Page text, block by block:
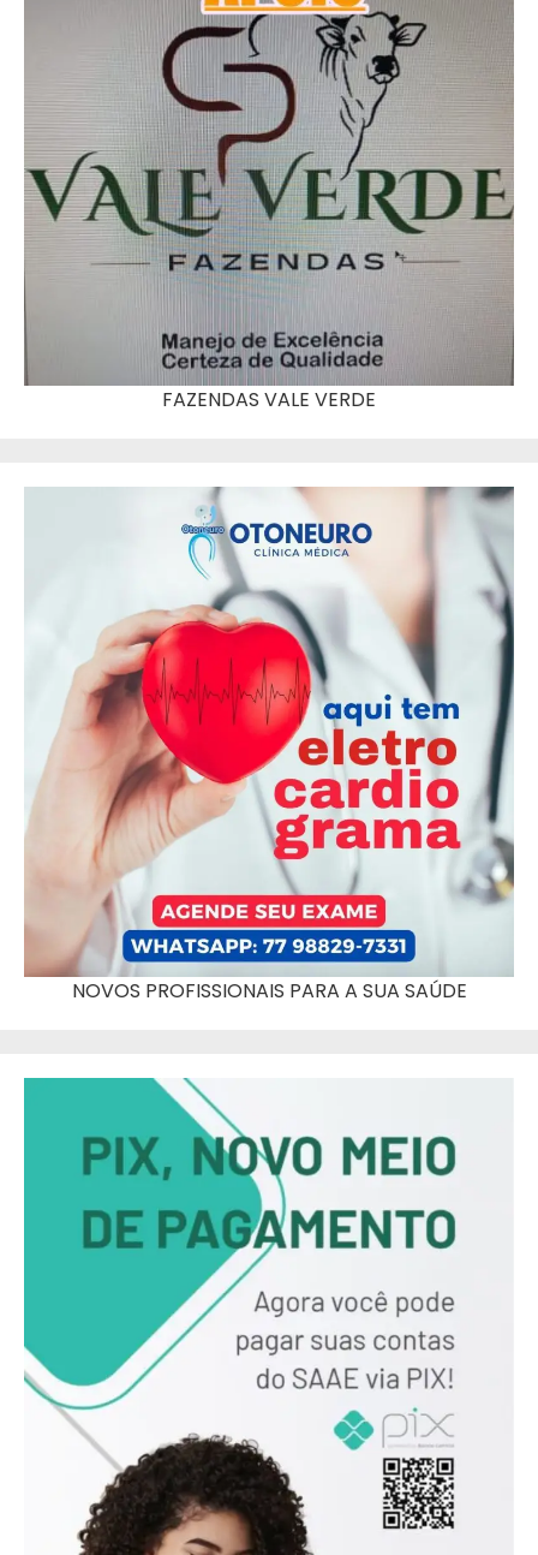
FAZENDAS VALE VERDE
NOVOS PROFISSIONAIS PARA A SUA SAÚDE